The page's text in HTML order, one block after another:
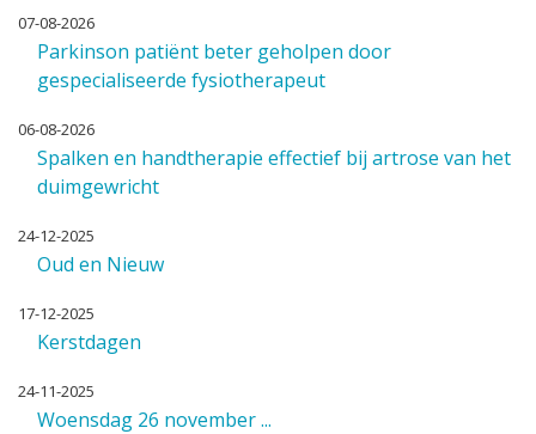
07-08-2026
Parkinson patiënt beter geholpen door
gespecialiseerde fysiotherapeut
06-08-2026
Spalken en handtherapie effectief bij artrose van het
duimgewricht
24-12-2025
Oud en Nieuw
17-12-2025
Kerstdagen
24-11-2025
Woensdag 26 november ...